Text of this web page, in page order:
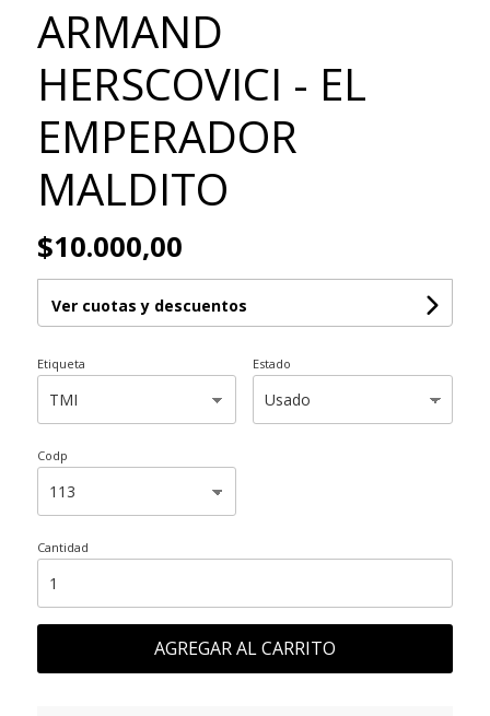
ARMAND
HERSCOVICI - EL
EMPERADOR
MALDITO
$10.000,00
Ver cuotas y descuentos
Etiqueta Estado
Codp
Cantidad
AGREGAR AL CARRITO